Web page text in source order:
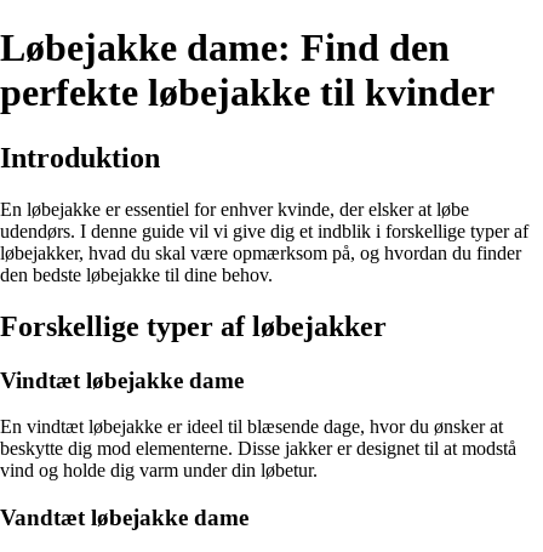
Løbejakke dame: Find den
perfekte løbejakke til kvinder
Introduktion
En løbejakke er essentiel for enhver kvinde, der elsker at løbe
udendørs. I denne guide vil vi give dig et indblik i forskellige typer af
løbejakker, hvad du skal være opmærksom på, og hvordan du finder
den bedste løbejakke til dine behov.
Forskellige typer af løbejakker
Vindtæt løbejakke dame
En vindtæt løbejakke er ideel til blæsende dage, hvor du ønsker at
beskytte dig mod elementerne. Disse jakker er designet til at modstå
vind og holde dig varm under din løbetur.
Vandtæt løbejakke dame